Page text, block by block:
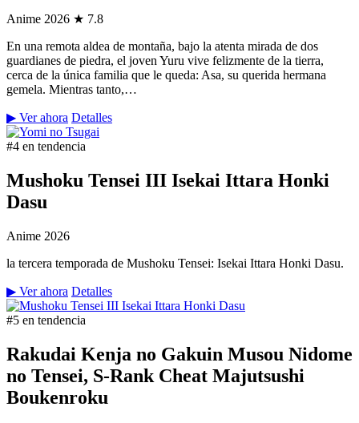
Anime 2026 ★ 7.8
En una remota aldea de montaña, bajo la atenta mirada de dos
guardianes de piedra, el joven Yuru vive felizmente de la tierra,
cerca de la única familia que le queda: Asa, su querida hermana
gemela. Mientras tanto,…
▶ Ver ahora Detalles
#4 en tendencia
Mushoku Tensei III Isekai Ittara Honki
Dasu
Anime 2026
la tercera temporada de Mushoku Tensei: Isekai Ittara Honki Dasu.
▶ Ver ahora Detalles
#5 en tendencia
Rakudai Kenja no Gakuin Musou Nidome
no Tensei, S-Rank Cheat Majutsushi
Boukenroku